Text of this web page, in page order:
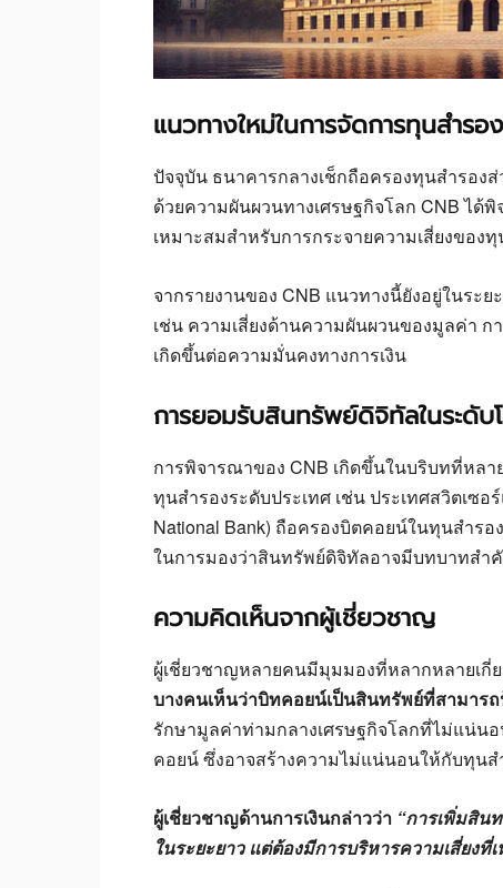
แนวทางใหม่ในการจัดการทุนสำรอง
ปัจจุบัน ธนาคารกลางเช็กถือครองทุนสำรอง
ด้วยความผันผวนทางเศรษฐกิจโลก CNB ได้
เหมาะสมสำหรับการกระจายความเสี่ยงของ
จากรายงานของ CNB แนวทางนี้ยังอยู่ในระ
เช่น ความเสี่ยงด้านความผันผวนของมูลค่า
เกิดขึ้นต่อความมั่นคงทางการเงิน
การยอมรับสินทรัพย์ดิจิทัลในระดับ
การพิจารณาของ CNB เกิดขึ้นในบริบทที่หลา
ทุนสำรองระดับประเทศ เช่น ประเทศสวิตเซ
National Bank) ถือครองบิตคอยน์ในทุนสำร
ในการมองว่าสินทรัพย์ดิจิทัลอาจมีบทบาทสำ
ความคิดเห็นจากผู้เชี่ยวชาญ
ผู้เชี่ยวชาญหลายคนมีมุมมองที่หลากหลายเกี่
บางคนเห็นว่าบิทคอยน์เป็นสินทรัพย์ที่สามารถ
รักษามูลค่าท่ามกลางเศรษฐกิจโลกที่ไม่แน่น
คอยน์ ซึ่งอาจสร้างความไม่แน่นอนให้กับทุนส
ผู้เชี่ยวชาญด้านการเงินกล่าวว่า “การเพิ่มสิน
ในระยะยาว แต่ต้องมีการบริหารความเสี่ยงที่